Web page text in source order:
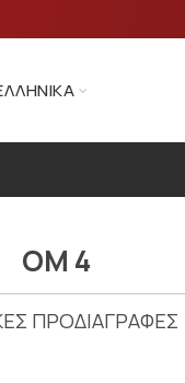
OM 4
ΠΡΟΔΙΑΓΡΑΦΕΣ